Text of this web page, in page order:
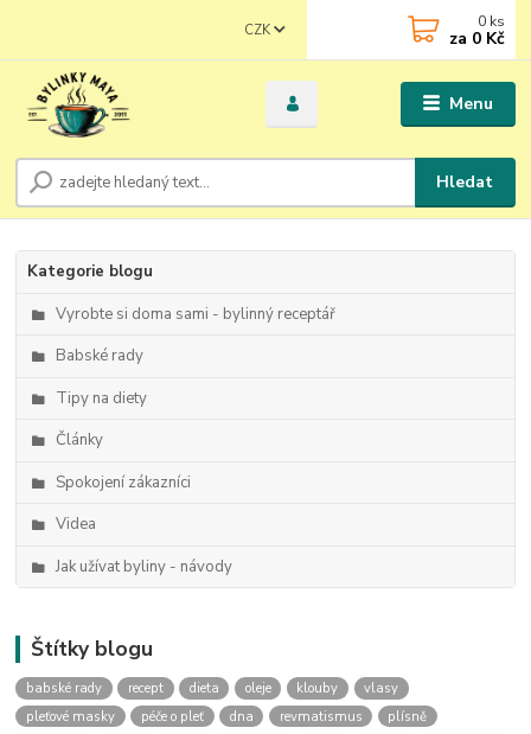
Menu
CZK
Hledat
0 ks
za 0 Kč
Kategorie blogu
Vyrobte si doma sami - bylinný receptář
Babské rady
Tipy na diety
Články
Spokojení zákazníci
Videa
Jak užívat byliny - návody
Štítky blogu
babské rady recept dieta oleje klouby
vlasy
pleťové masky
péče o pleť dna revmatismus
plísně